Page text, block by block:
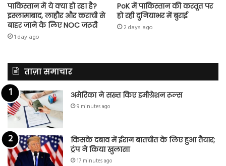
पाकिस्तान में ये क्या हो रहा है?
इस्लामाबाद, लाहौर और कराची से
बाहर जाने के लिए NOC जरूरी
1 day ago
PoK में पाकिस्तान की करतूत पर
हो रही दुनियाभर में बुराई
2 days ago
ताज़ा समाचार
अमेरिका ने सख्त किए इमीग्रेशन रूल्स
9 minutes ago
किसके दबाव में ईरान बातचीत के लिए हुआ तैयार;
ट्रंप ने किया खुलासा
17 minutes ago